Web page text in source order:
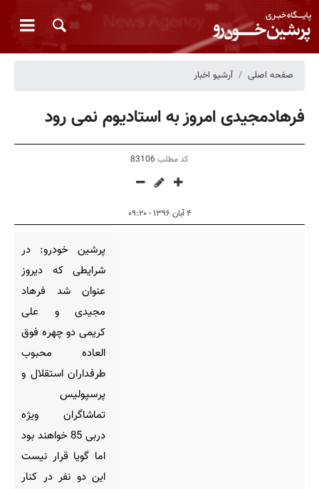
صفحه اصلی آرشیو اخبار
فرهادمجیدی امروز به استادیوم نمی رود
کد مطلب 83106
۴ آبان ۱۳۹۶ - ۰۹:۲۰
پرشین خودرو: در
شرایطی که دیروز
عنوان شد فرهاد
مجیدی و علی
کریمی دو چهره فوق
العاده محبوب
طرفداران استقلال و
پرسپولیس
تماشاگران ویژه
دربی 85 خواهند بود
اما گویا قرار نیست
این دو نفر در کنار